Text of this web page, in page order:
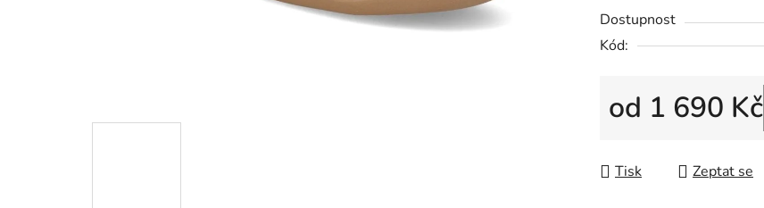
Dostupnost
Kód:
od 1 690 Kč
Tisk Zeptat se